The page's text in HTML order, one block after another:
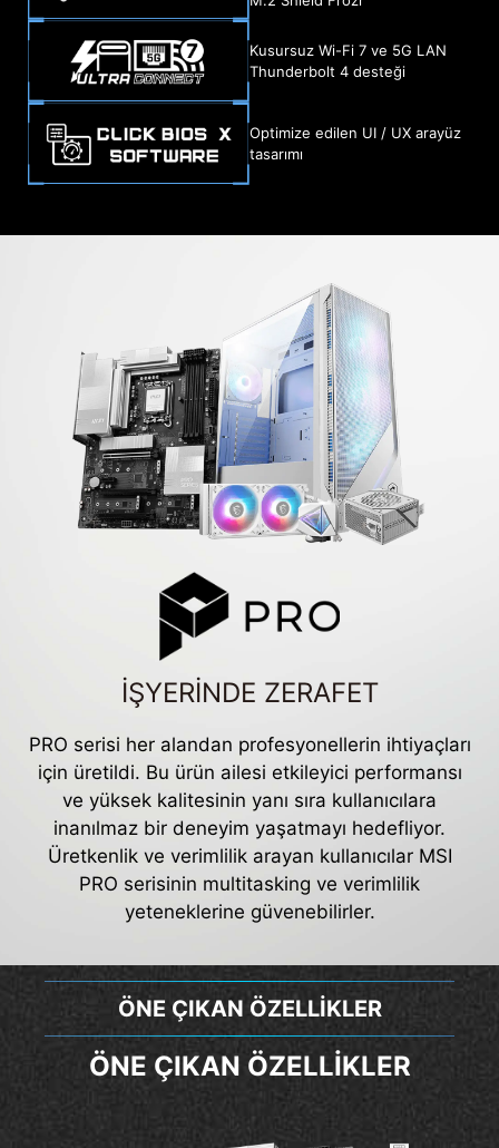
Kusursuz Wi-Fi 7 ve 5G LAN
Thunderbolt 4 desteği
Optimize edilen UI / UX arayüz
tasarımı
İŞYERİNDE ZERAFET
PRO serisi her alandan profesyonellerin ihtiyaçları
için üretildi. Bu ürün ailesi etkileyici performansı
ve yüksek kalitesinin yanı sıra kullanıcılara
inanılmaz bir deneyim yaşatmayı hedefliyor.
Üretkenlik ve verimlilik arayan kullanıcılar MSI
PRO serisinin multitasking ve verimlilik
yeteneklerine güvenebilirler.
ÖNE ÇIKAN ÖZELLİKLER
ÖNE ÇIKAN ÖZELLİKLER